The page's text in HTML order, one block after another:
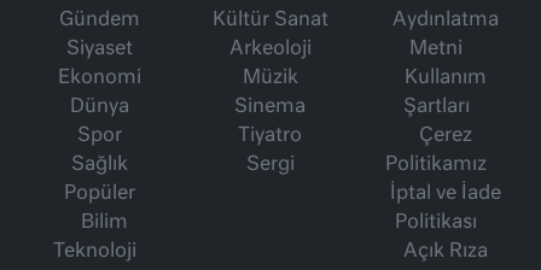
Gündem
Siyaset
Ekonomi
Dünya
Spor
Sağlık
Popüler
Bilim
Teknoloji
Kültür Sanat
Arkeoloji
Müzik
Sinema
Tiyatro
Sergi
Aydınlatma
Metni
Kullanım
Şartları
Çerez
Politikamız
İptal ve İade
Politikası
Açık Rıza